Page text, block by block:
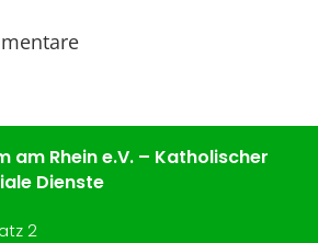
am Rhein e.V. – Katholischer
Dienste
2